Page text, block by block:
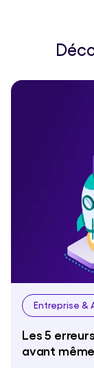
Entreprise &
Les 5
avant